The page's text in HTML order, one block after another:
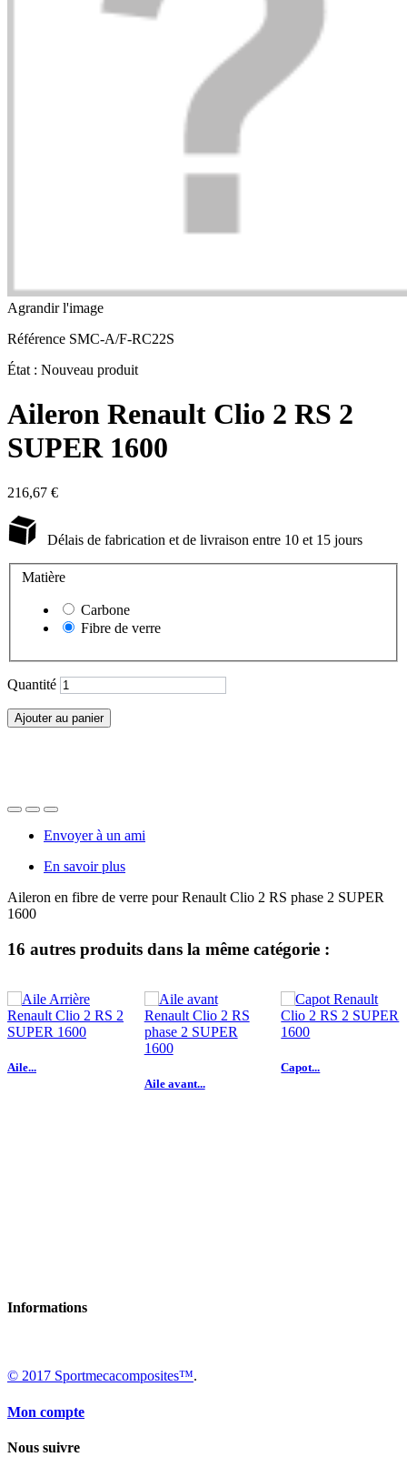
Agrandir l'image
Référence SMC-A/F-RC22S
État : Nouveau produit
Aileron Renault Clio 2 RS 2
SUPER 1600
216,67 €
Délais de fabrication et de livraison entre 10 et 15 jours
Matière
Carbone
Fibre de verre
Quantité
Ajouter au panier
Envoyer à un ami
En savoir plus
Aileron en fibre de verre pour Renault Clio 2 RS phase 2 SUPER
1600
16 autres produits dans la même catégorie :
Aile...
Aile avant...
Capot...
Informations
© 2017 Sportmecacomposites™.
Mon compte
Nous suivre